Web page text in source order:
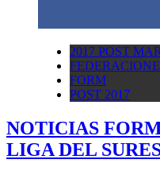
2017 POST
FORM
POST 2017
NOTICIAS
LIGA DEL